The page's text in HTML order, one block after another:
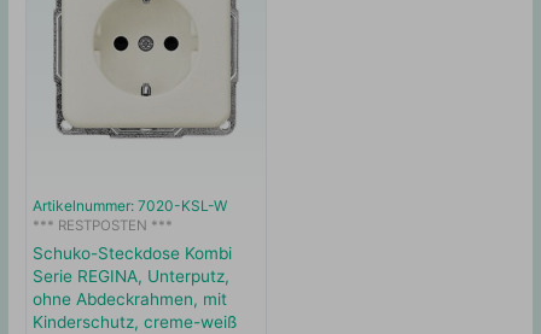
Artikelnummer: 7020-KSL-W
*** RESTPOSTEN ***
Schuko-Steckdose Kombi
Serie REGINA, Unterputz,
ohne Abdeckrahmen, mit
Kinderschutz, creme-weiß